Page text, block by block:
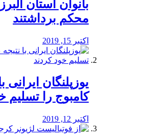
بانوان استان
محكم برداشتند
اکتبر 15, 2019
یوزپلنگان
کامبوج را تسلیم
اکتبر 12, 2019